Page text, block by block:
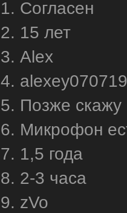
1. Согласен
2. 15 лет
3. Alex
4.
5. Позже скажу
6. Микрофон
7. 1,5 года
8. 2-3 часа
9. zVo